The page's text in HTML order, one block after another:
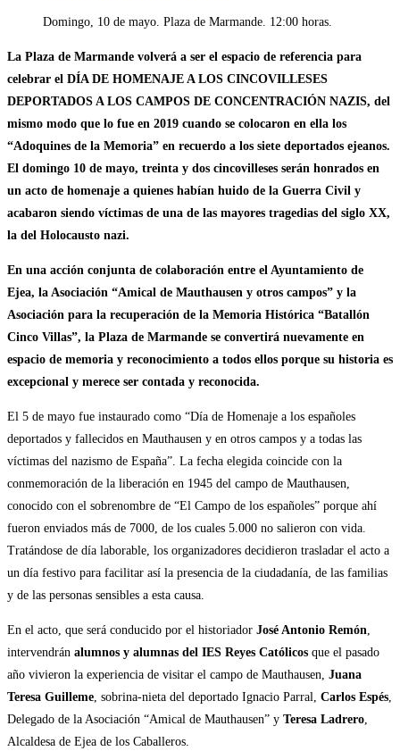
entrada:
la
Domingo, 10 de mayo. Plaza de Marmande. 12:00 horas.
La Plaza de Marmande volverá a ser el espacio de referencia para
celebrar el DÍA DE HOMENAJE A LOS CINCOVILLESES
DEPORTADOS A LOS CAMPOS DE CONCENTRACIÓN NAZIS, del
mismo modo que lo fue en 2019 cuando se colocaron en ella los
“Adoquines de la Memoria” en recuerdo a los siete deportados ejeanos.
El domingo 10 de mayo, treinta y dos cincovilleses serán honrados en
un acto de homenaje a quienes habían huido de la Guerra Civil y
acabaron siendo víctimas de una de las mayores tragedias del siglo XX,
la del Holocausto nazi.
En una acción conjunta de colaboración entre el Ayuntamiento de
Ejea, la Asociación “Amical de Mauthausen y otros campos” y la
Asociación para la recuperación de la Memoria Histórica “Batallón
Cinco Villas”, la Plaza de Marmande se convertirá nuevamente en
espacio de memoria y reconocimiento a todos ellos porque su historia es
excepcional y merece ser contada y reconocida.
El 5 de mayo fue instaurado como “Día de Homenaje a los españoles
deportados y fallecidos en Mauthausen y en otros campos y a todas las
víctimas del nazismo de España”. La fecha elegida coincide con la
conmemoración de la liberación en 1945 del campo de Mauthausen,
conocido con el sobrenombre de “El Campo de los españoles” porque ahí
fueron enviados más de 7000, de los cuales 5.000 no salieron con vida.
Tratándose de día laborable, los organizadores decidieron trasladar el acto a
un día festivo para facilitar así la presencia de la ciudadanía, de las familias
y de las personas sensibles a esta causa.
En el acto, que será conducido por el historiador José Antonio Remón
intervendrán alumnos y alumnas del IES Reyes Católicos que el pasado
año vivieron la experiencia de visitar el campo de Mauthausen, Juana
Teresa Guilleme , sobrina-nieta del deportado Ignacio Parral, Carlos Espés
Delegado de la Asociación “Amical de Mauthausen” y Teresa Ladrero
Alcaldesa de Ejea de los Caballeros.